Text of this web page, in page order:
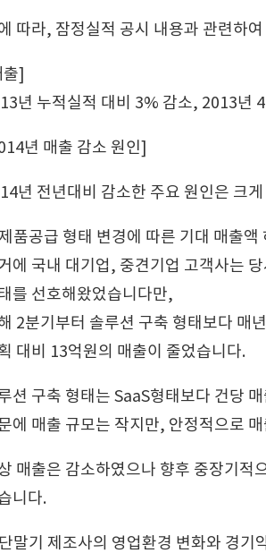
따라, 잠정실적 공시 내용과 관련하
]
년 누적실적 대비 3% 감소, 2013년
년 매출 감소 원인]
년 전년대비 감소한 주요 원인은 크
품공급 형태 변경에 따른 기대 매출액
에 국내 대기업, 중견기업 고객사는
를 선호해왔었습니다만,
2분기부터 솔루션 구축 형태보다
대비 13억원의 매출이 줄었습니다.
션 구축 형태는 SaaS형태보다 건당
에 매출 규모는 작지만, 안정적으로
매출은 감소하였으나 향후 중장기적
니다.
말기 제조사의 영업환경 변화와 경기